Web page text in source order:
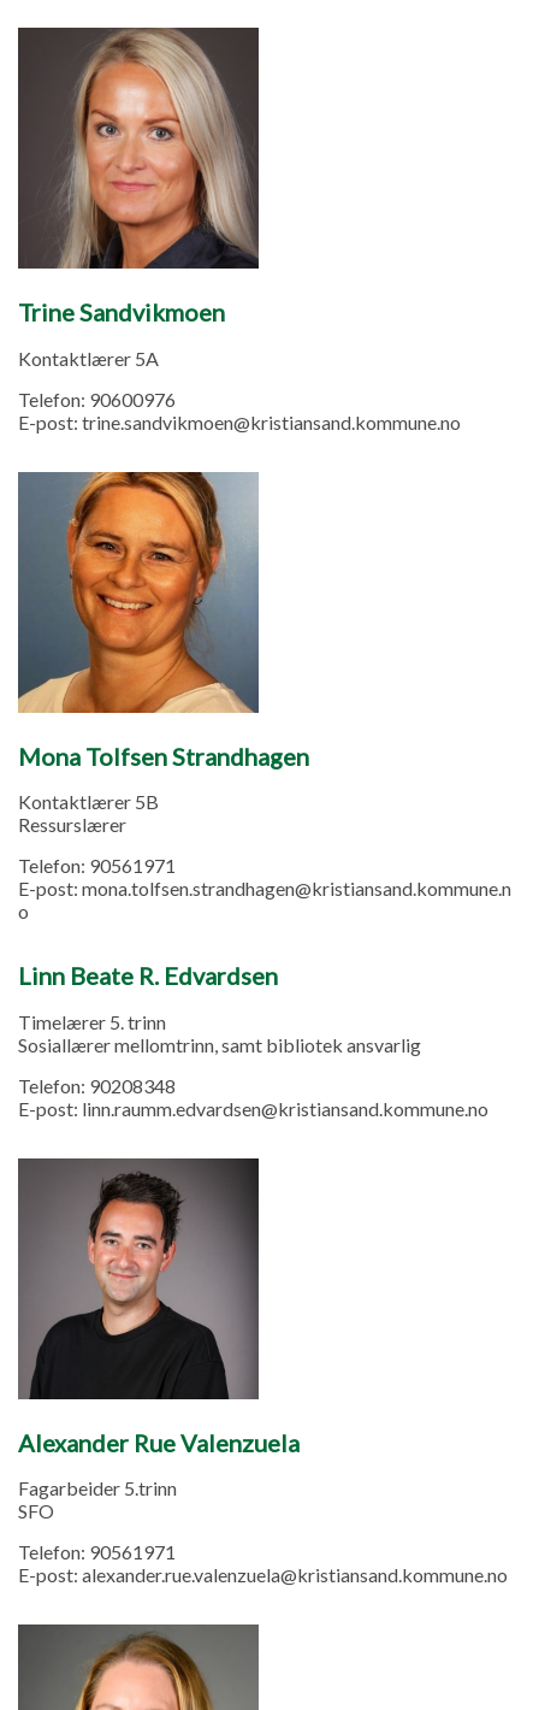
Trine Sandvikmoen
Kontaktlærer 5A
Telefon: 90600976
E-post: trine.sandvikmoen@kristiansand.kommune.no
Mona Tolfsen Strandhagen
Kontaktlærer 5B
Ressurslærer
Telefon: 90561971
E-post: mona.tolfsen.strandhagen@kristiansand.kommune.n
o
Linn Beate R. Edvardsen
Timelærer 5. trinn
Sosiallærer mellomtrinn, samt bibliotek ansvarlig
Telefon: 90208348
E-post: linn.raumm.edvardsen@kristiansand.kommune.no
Alexander Rue Valenzuela
Fagarbeider 5.trinn
SFO
Telefon: 90561971
E-post: alexander.rue.valenzuela@kristiansand.kommune.no